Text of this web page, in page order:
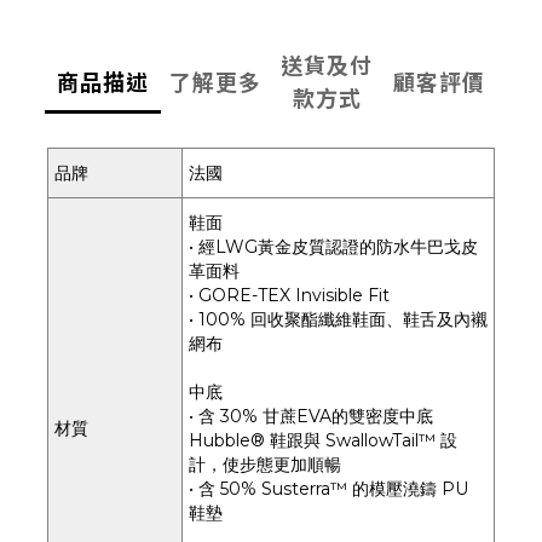
商品描述 了解更多
送貨及付
款方式
顧客評價
品牌 法國
材質
鞋面
• 經LWG黃金皮質認證的防水牛巴戈皮
革面料
• GORE-TEX Invisible Fit
• 100% 回收聚酯纖維鞋面、鞋舌及內襯
網布
中底
• 含 30% 甘蔗EVA的雙密度中底
Hubble® 鞋跟與 SwallowTail™ 設
計，使步態更加順暢
• 含 50% Susterra™ 的模壓澆鑄 PU
鞋墊